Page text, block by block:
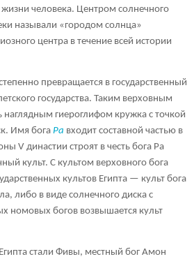
человека. Центром солнечного
называли «городом солнца»
центра в течение всей истории
превращается в государственный
государства. Таким верховным
наглядным гиероглифом кружка с точкой
Имя бога Ра входит составной частью в
V династии строят в честь бога Ра
культ. С культом верховного бога
культов Египта — культ бога
либо в виде солнечного диска с
номовых богов возвышается культ
стали Фивы, местный бог Амон